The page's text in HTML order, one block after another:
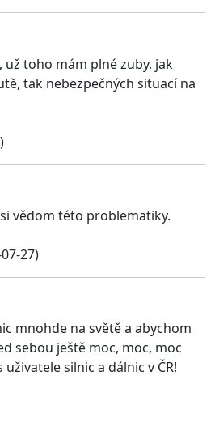
už toho mám plné zuby, jak
tak nebezpečných situací na
vědom této problematiky.
27)
mnohde na světě a abychom
sebou ještě moc, moc, moc
silnic a dálnic v ČR!